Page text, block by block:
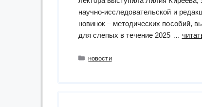
научно-исследовательской и
новинок – методических пособий,
для слепых в течение 2025 …
Рубрики
новости